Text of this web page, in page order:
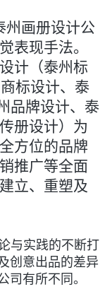
画册设计公
表现手法。
计（泰州标
标设计、泰
品牌设计、泰
册设计）为
方位的品牌
推广等全面
立、重塑及
与实践的不断打
创意出品的差异
有所不同。